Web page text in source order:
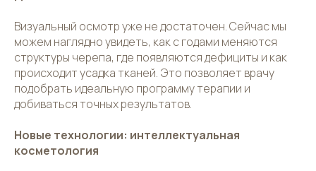
Визуальный осмотр уже не достаточен. Сейчас мы
можем наглядно увидеть, как с годами меняются
структуры черепа, где появляются дефициты и как
происходит усадка тканей. Это позволяет врачу
подобрать идеальную программу терапии и
добиваться точных результатов.
Новые технологии: интеллектуальная
косметология